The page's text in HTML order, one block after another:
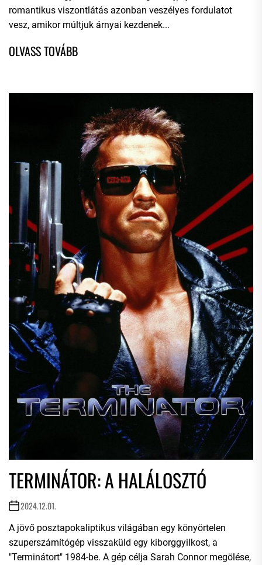
romantikus viszontlátás azonban veszélyes fordulatot
vesz, amikor múltjuk árnyai kezdenek...
TERMINÁTOR: A HALÁLOSZTÓ
2024.12.01.
A jövő posztapokaliptikus világában egy könyörtelen
szuperszámítógép visszaküld egy kiborggyilkost, a
"Terminátort" 1984-be. A gép célja Sarah Connor megölése,